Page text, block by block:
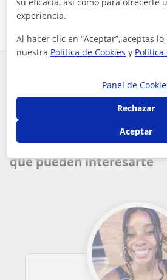
Portugués
doy clases particulares para todos los niveles,
Otros profesores de
que pueden interesarte
experiencia.
Al hacer clic en “Aceptar”, aceptas
nuestra Política de Cookies y Política
Panel de
Rechazar
Aceptar